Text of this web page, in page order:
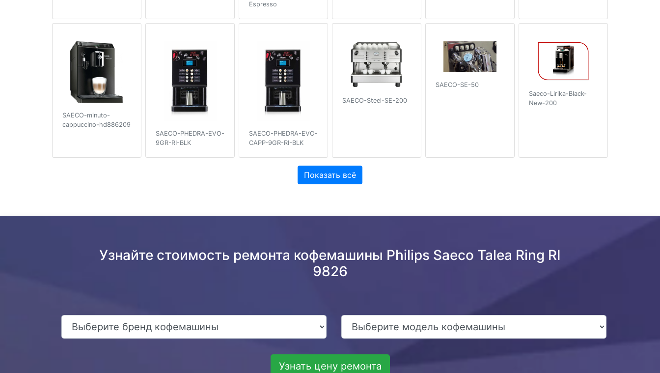
Espresso
SAECO-minuto-
cappuccino-hd886209
SAECO-PHEDRA-EVO-
9GR-RI-BLK
SAECO-PHEDRA-EVO-
CAPP-9GR-RI-BLK
SAECO-Steel-SE-200
SAECO-SE-50
Saeco-Lirika-Black-
New-200
Показать всё
Узнайте стоимость ремонта кофемашины Philips Saeco Talea Ring RI
9826
Узнать цену ремонта